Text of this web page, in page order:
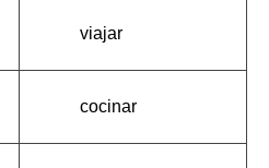
viajar
cocinar